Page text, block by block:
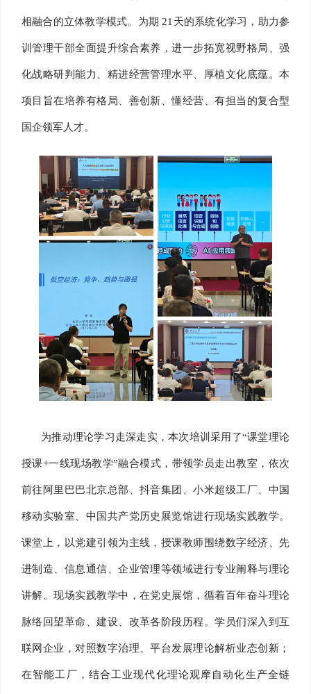
相融合的立体教学模式。为期 21天的系统化学习，助力参
训管理干部全面提升综合素养，进一步拓宽视野格局、强
化战略研判能力、精进经营管理水平、厚植文化底蕴。本
项目旨在培养有格局、善创新、懂经营、有担当的复合型
国企领军人才。
为推动理论学习走深走实，本次培训采用了“课堂理论
授课+一线现场教学”融合模式，带领学员走出教室，依次
前往阿里巴巴北京总部、抖音集团、小米超级工厂、中国
移动实验室、中国共产党历史展览馆进行现场实践教学。
课堂上，以党建引领为主线，授课教师围绕数字经济、先
进制造、信息通信、企业管理等领域进行专业阐释与理论
讲解。现场实践教学中，在党史展馆，循着百年奋斗理论
脉络回望革命、建设、改革各阶段历程。学员们深入到互
联网企业，对照数字治理、平台发展理论解析业态创新；
在智能工厂，结合工业现代化理论观摩自动化生产全链